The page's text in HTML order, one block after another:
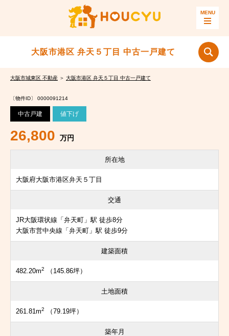
大阪市港区 弁天５丁目 中古一戸建て
大阪市城東区 不動産 ＞ 大阪市港区 弁天５丁目 中古一戸建て
〔物件ID〕 0000091214
中古戸建 値下げ
26,800 万円
所在地
大阪府大阪市港区弁天５丁目
交通
JR大阪環状線「弁天町」駅 徒歩8分
大阪市営中央線「弁天町」駅 徒歩9分
建築面積
482.20m2 （145.86坪）
土地面積
261.81m2 （79.19坪）
築年月